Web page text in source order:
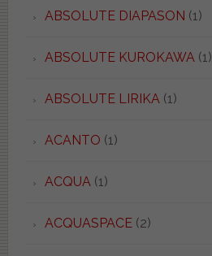
ABSOLUTE DIAPASON (1)
ABSOLUTE KUROKAWA(1)
ABSOLUTE LIRIKA(1)
ACANTO (1)
ACQUA(1)
ACQUASPACE(2)